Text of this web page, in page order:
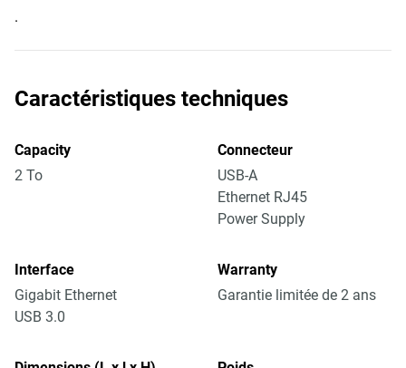
.
Caractéristiques techniques
Capacity
2 To
Connecteur
USB-A
Ethernet RJ45
Power Supply
Interface
Gigabit Ethernet
USB 3.0
Warranty
Garantie limitée de 2 ans